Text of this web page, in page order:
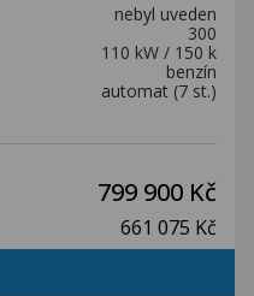
nebyl uveden
300
110 kW / 150 k
benzín
automat (7 st.)
799 900 Kč
661 075 Kč